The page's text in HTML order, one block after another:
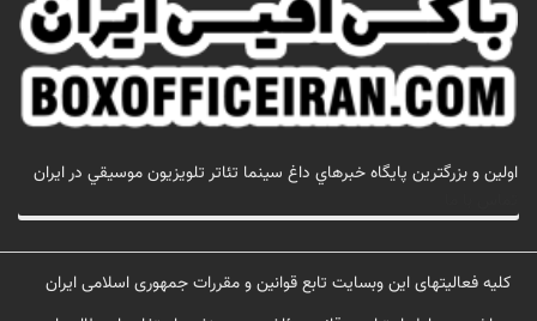
اولين و بزرگترين پايگاه خبرهاي داغ سينما تئاتر تلويزيون موسيقي در ايران
کلیه فعالیتهای این وبسایت تابع قوانین و مقررات جمهوری اسلامی ایران